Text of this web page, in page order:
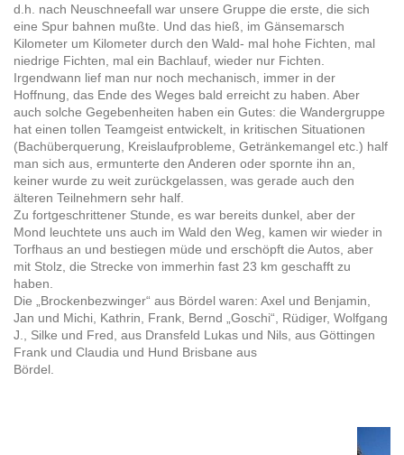
d.h. nach Neuschneefall war unsere Gruppe die erste, die sich
eine Spur bahnen mußte. Und das hieß, im Gänsemarsch
Kilometer um Kilometer durch den Wald- mal hohe Fichten, mal
niedrige Fichten, mal ein Bachlauf, wieder nur Fichten.
Irgendwann lief man nur noch mechanisch, immer in der
Hoffnung, das Ende des Weges bald erreicht zu haben. Aber
auch solche Gegebenheiten haben ein Gutes: die Wandergruppe
hat einen tollen Teamgeist entwickelt, in kritischen Situationen
(Bachüberquerung, Kreislaufprobleme, Getränkemangel etc.) half
man sich aus, ermunterte den Anderen oder spornte ihn an,
keiner wurde zu weit zurückgelassen, was gerade auch den
älteren Teilnehmern sehr half.
Zu fortgeschrittener Stunde, es war bereits dunkel, aber der
Mond leuchtete uns auch im Wald den Weg, kamen wir wieder in
Torfhaus an und bestiegen müde und erschöpft die Autos, aber
mit Stolz, die Strecke von immerhin fast 23 km geschafft zu
haben.
Die „Brockenbezwinger“ aus Bördel waren: Axel und Benjamin,
Jan und Michi, Kathrin, Frank, Bernd „Goschi“, Rüdiger, Wolfgang
J., Silke und Fred, aus Dransfeld Lukas und Nils, aus Göttingen
Frank und Claudia und Hund Brisbane aus
Bördel.